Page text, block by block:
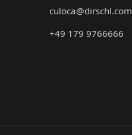
culoca@dirschl.com
+49 179 9766666